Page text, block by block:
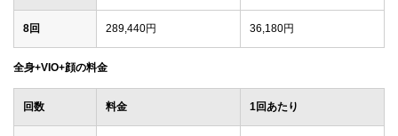
8回 289,440円 36,180円
全身+VIO+顔の料金
回数 料金 1回あたり